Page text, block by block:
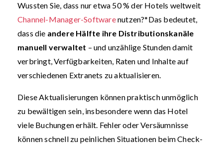
Wussten Sie, dass nur etwa 50 % der Hotels weltweit
Channel-Manager-Softwarenutzen?*Das bedeutet,
dass die andere Hälfte ihre Distributionskanäle
manuell verwaltet – und unzählige Stunden damit
verbringt, Verfügbarkeiten, Raten und Inhalte auf
verschiedenen Extranets zu aktualisieren.
Diese Aktualisierungen können praktisch unmöglich
zu bewältigen sein, insbesondere wenn das Hotel
viele Buchungen erhält. Fehler oder Versäumnisse
können schnell zu peinlichen Situationen beim Check-